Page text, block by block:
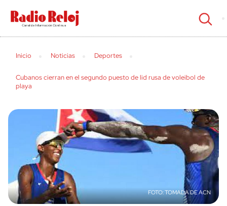
cerrar
Inicio Noticias Deportes
Cubanos cierran en el segundo puesto de lid rusa de voleibol de
playa
TOMADA DE ACN